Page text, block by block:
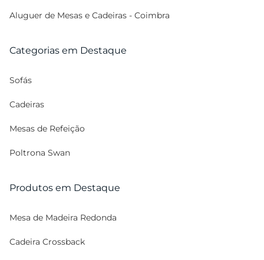
Pratos Marcadores
Utilitários
Stand | Feiras
Aluguer de Mesas e Cadeiras - Coimbra
Categorias em Destaque
Sofás
Cadeiras
Mesas de Refeição
Poltrona Swan
Produtos em Destaque
Mesa de Madeira Redonda
Cadeira Crossback